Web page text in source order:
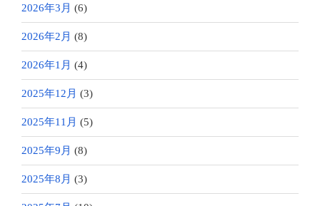
2026年3月 (6)
2026年2月 (8)
2026年1月 (4)
2025年12月 (3)
2025年11月 (5)
2025年9月 (8)
2025年8月 (3)